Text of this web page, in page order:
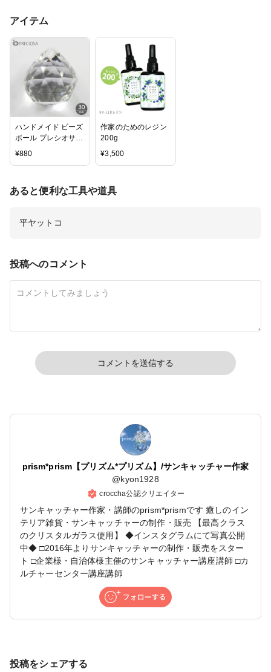
アイテム
ハンドメイド ビーズ
ボール プレシオサ
PRECIOSA クリスタ
2616 プレシオサク
チャー ボール チェ
つ穴 パーツ
¥880
作家のためのレジン
200g
¥3,500
あると便利な工具や道具
平ヤットコ
投稿へのコメント
コメントを送信する
prism*prism【プリズム*プリズム】/サンキャッチャー作家
@kyon1928
croccha公認クリエイター
サンキャッチャー作家・講師のprism*prismです 癒しのイン
テリア雑貨・サンキャッチャーの制作・販売 【最高クラス
のクリスタルガラス使用】 ◆インスタグラムにて写真公開
中◆ □2016年よりサンキャッチャーの制作・販売をスター
ト □企業様・自治体様主催のサンキャッチャー講座講師 □カ
ルチャーセンター講座講師
投稿をシェアする